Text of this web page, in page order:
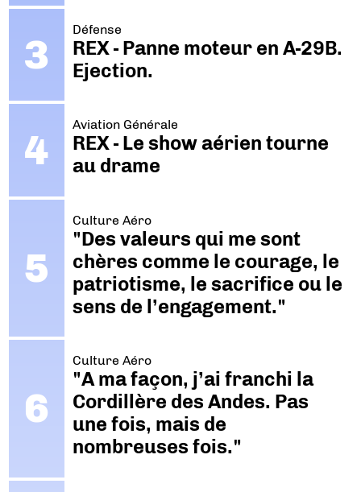
Défense
REX - Panne moteur en A-29B.
Ejection.
Aviation Générale
REX - Le show aérien tourne
au drame
Culture Aéro
"Des valeurs qui me sont
chères comme le courage, le
patriotisme, le sacrifice ou le
sens de l’engagement."
Culture Aéro
"A ma façon, j’ai franchi la
Cordillère des Andes. Pas
une fois, mais de
nombreuses fois."